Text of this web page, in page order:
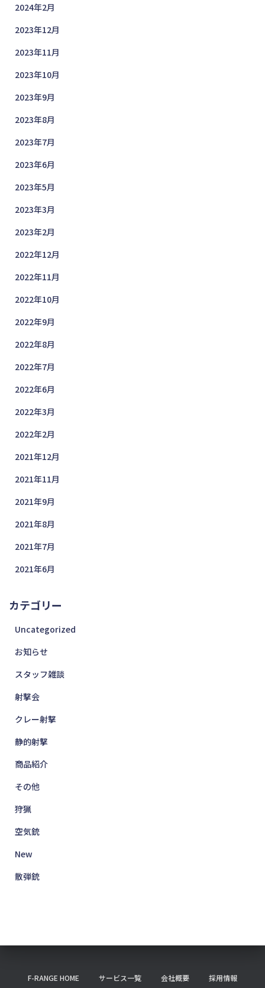
2024年2月
2023年12月
2023年11月
2023年10月
2023年9月
2023年8月
2023年7月
2023年6月
2023年5月
2023年3月
2023年2月
2022年12月
2022年11月
2022年10月
2022年9月
2022年8月
2022年7月
2022年6月
2022年3月
2022年2月
2021年12月
2021年11月
2021年9月
2021年8月
2021年7月
2021年6月
カテゴリー
Uncategorized
お知らせ
スタッフ雑談
射撃会
クレー射撃
静的射撃
商品紹介
その他
狩猟
空気銃
New
散弾銃
F-RANGE HOME サービス一覧 会社概要 採用情報